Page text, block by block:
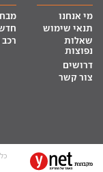
מי אנחנו
תנאי שימוש
שאלות
נפוצות
דרושים
צור קשר
כל